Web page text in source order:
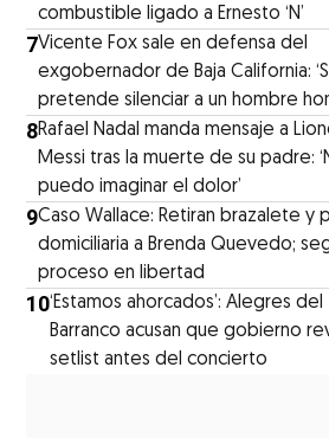
combustible ligado a Ernesto ‘N’
7Vicente Fox sale en defensa del
exgobernador de Baja California:
pretende silenciar a un hombre
8Rafael Nadal manda mensaje a
Messi tras la muerte de su padre:
puedo imaginar el dolor’
9Caso Wallace: Retiran brazalete y
domiciliaria a Brenda Quevedo;
proceso en libertad
10‘Estamos ahorcados’: Alegres del
Barranco acusan que gobierno
setlist antes del concierto